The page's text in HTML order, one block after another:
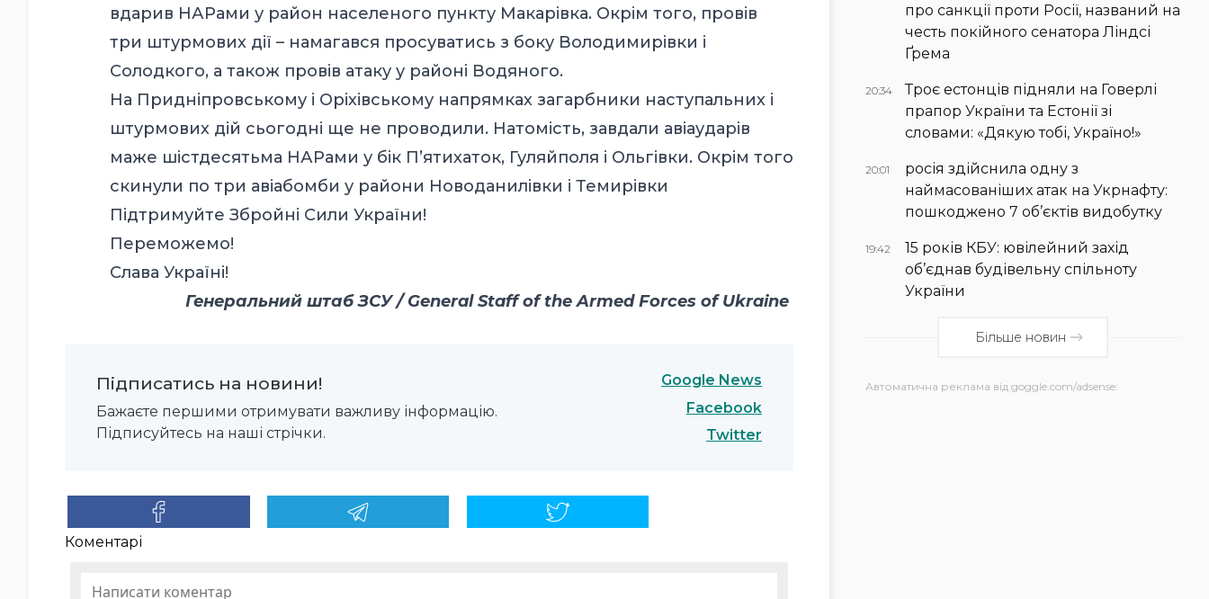
вдарив НАРами у район населеного пункту Макарівка. Окрім того, провів
три штурмових дії – намагався просуватись з боку Володимирівки і
Солодкого, а також провів атаку у районі Водяного.
На Придніпровському і Оріхівському напрямках загарбники наступальних і
штурмових дій сьогодні ще не проводили. Натомість, завдали авіаударів
маже шістдесятьма НАРами у бік П’ятихаток, Гуляйполя і Ольгівки. Окрім того
скинули по три авіабомби у райони Новоданилівки і Темирівки
Підтримуйте Збройні Сили України!
Переможемо!
Слава Україні!
Генеральний штаб ЗСУ / General Staff of the Armed Forces of Ukraine
Підписатись на новини!
Бажаєте першими отримувати важливу інформацію.
Підписуйтесь на наші стрічки.
Google News
Facebook
Twitter
Коментарі
про санкції проти Росії, названий на
честь покійного сенатора Ліндсі
Ґрема
20:34
Троє естонців підняли на Говерлі
прапор України та Естонії зі
словами: «Дякую тобі, Україно!»
20:01
росія здійснила одну з
наймасованіших атак на Укрнафту:
пошкоджено 7 об’єктів видобутку
19:42
15 років КБУ: ювілейний захід
об’єднав будівельну спільноту
України
Більше новин
Автоматична реклама від goggle.com/adsense: